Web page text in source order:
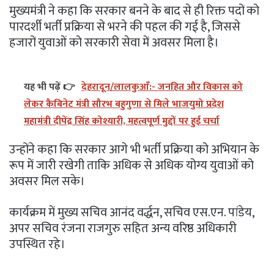
मुख्यमंत्री ने कहा कि सरकार बनने के बाद से ही रिक्त पदों को
पारदर्शी भर्ती प्रक्रिया से भरने की पहल की गई है, जिससे
हजारों युवाओं को सरकारी सेवा में अवसर मिला है।
यह भी पढ़ें 👉 देहरादून/लालकुआँ:- जनहित और विकास को
लेकर कैबिनेट मंत्री सौरभ बहुगुणा से मिले भाजयुमो प्रदेश
महामंत्री दीपेंद्र सिंह कोश्यारी, महत्वपूर्ण मुद्दों पर हुई चर्चा
उन्होंने कहा कि सरकार आगे भी भर्ती प्रक्रिया को अभियान के
रूप में जारी रखेगी ताकि अधिक से अधिक योग्य युवाओं को
अवसर मिल सके।
कार्यक्रम में मुख्य सचिव आनंद वर्द्धन, सचिव एस.एन. पांडेय,
अपर सचिव रंजना राजगुरु सहित अन्य वरिष्ठ अधिकारी
उपस्थित रहे।